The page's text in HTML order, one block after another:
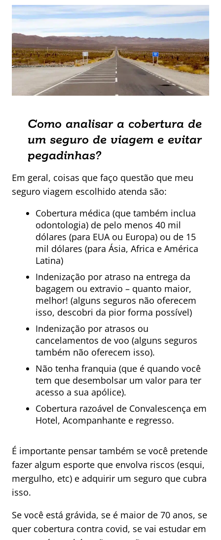
Como analisar a cobertura de
um seguro de viagem e evitar
pegadinhas?
Em geral, coisas que faço questão que meu
seguro viagem escolhido atenda são:
Cobertura médica (que também inclua
odontologia) de pelo menos 40 mil
dólares (para EUA ou Europa) ou de 15
mil dólares (para Ásia, Africa e América
Latina)
Indenização por atraso na entrega da
bagagem ou extravio – quanto maior,
melhor! (alguns seguros não oferecem
isso, descobri da pior forma possível)
Indenização por atrasos ou
cancelamentos de voo (alguns seguros
também não oferecem isso).
Não tenha franquia (que é quando você
tem que desembolsar um valor para ter
acesso a sua apólice).
Cobertura razoável de Convalescença em
Hotel, Acompanhante e regresso.
É importante pensar também se você pretende
fazer algum esporte que envolva riscos (esqui,
mergulho, etc) e adquirir um seguro que cubra
isso.
Se você está grávida, se é maior de 70 anos, se
quer cobertura contra covid, se vai estudar em